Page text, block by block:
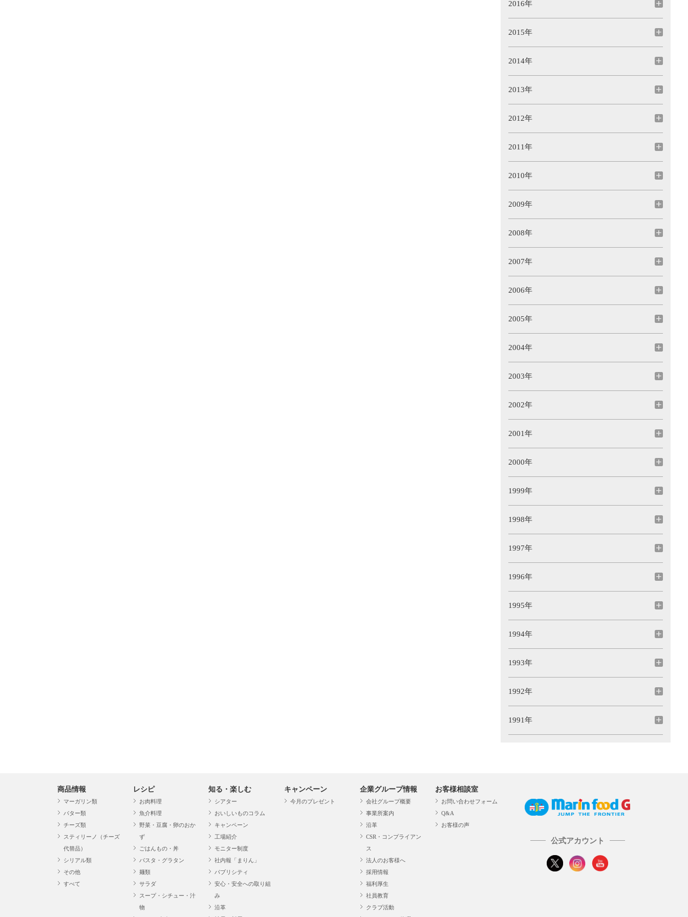
2016年
2015年
2014年
2013年
2012年
2011年
2010年
2009年
2008年
2007年
2006年
2005年
2004年
2003年
2002年
2001年
2000年
1999年
1998年
1997年
1996年
1995年
1994年
1993年
1992年
1991年
商品情報
マーガリン類
バター類
チーズ類
スティリーノ（チーズ
代替品）
シリアル類
その他
すべて
レシピ
お肉料理
魚介料理
野菜・豆腐・卵のおか
ず
ごはんもの・丼
パスタ・グラタン
麺類
サラダ
スープ・シチュー・汁
物
知る・楽しむ
シアター
おいしいものコラム
キャンペーン
工場紹介
モニター制度
社内報「まりん」
パブリシティ
安心・安全への取り組
み
沿革
キャンペーン
今月のプレゼント
企業グループ情報
会社グループ概要
事業所案内
沿革
CSR・コンプライアン
ス
法人のお客様へ
採用情報
福利厚生
社員教育
クラブ活動
お客様相談室
お問い合わせフォーム
Q&A
お客様の声
公式アカウント